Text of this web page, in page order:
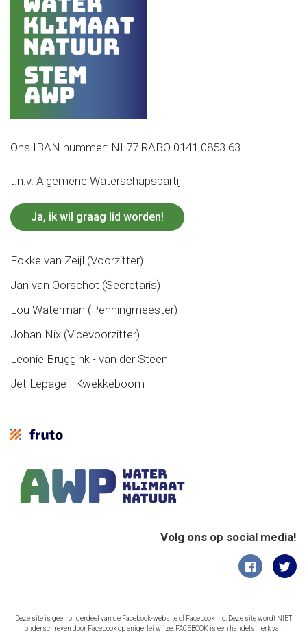
Ons IBAN nummer: NL77 RABO 0141 0853 63
t.n.v. Algemene Waterschapspartij
Ja, ik wil graag lid worden!
Fokke van Zeijl (Voorzitter)
Jan van Oorschot (Secretaris)
Lou Waterman (Penningmeester)
Johan Nix (Vicevoorzitter)
Leonie Bruggink - van der Steen
Jet Lepage - Kwekkeboom
Volg ons op social media!
Deze site is geen onderdeel van de Facebook-website of Facebook Inc. Deze site wordt NIET
onderschreven door Facebook op enigerlei wijze. FACEBOOK is een handelsmerk van